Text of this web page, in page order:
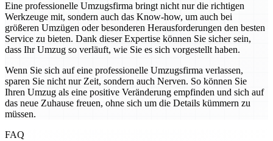
Eine professionelle Umzugsfirma bringt nicht nur die richtigen
Werkzeuge mit, sondern auch das Know-how, um auch bei
größeren Umzügen oder besonderen Herausforderungen den besten
Service zu bieten. Dank dieser Expertise können Sie sicher sein,
dass Ihr Umzug so verläuft, wie Sie es sich vorgestellt haben.
Wenn Sie sich auf eine professionelle Umzugsfirma verlassen,
sparen Sie nicht nur Zeit, sondern auch Nerven. So können Sie
Ihren Umzug als eine positive Veränderung empfinden und sich auf
das neue Zuhause freuen, ohne sich um die Details kümmern zu
müssen.
FAQ